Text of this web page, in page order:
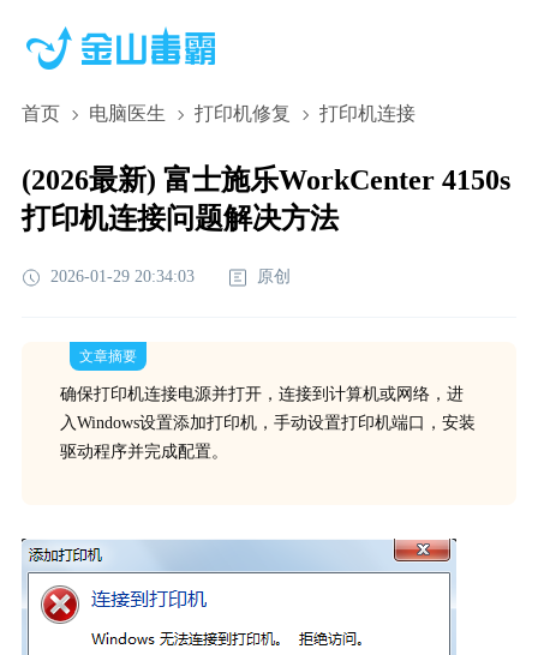
首页 电脑医生 打印机修复 打印机连接
(2026最新) 富士施乐WorkCenter 4150s
打印机连接问题解决方法
2026-01-29 20:34:03 原创
文章摘要
确保打印机连接电源并打开，连接到计算机或网络，进
入Windows设置添加打印机，手动设置打印机端口，安装
驱动程序并完成配置。